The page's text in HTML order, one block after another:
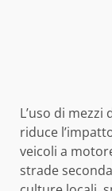
L’uso di
riduce
veicoli a
strade